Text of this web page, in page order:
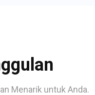
Menarik untuk Anda.